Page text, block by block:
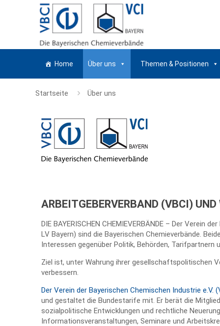
Home Über uns Themen & Positionen
Startseite Über uns
ARBEITGEBERVERBAND (VBCI)
DIE BAYERISCHEN CHEMIEVERBÄNDE – Der Verein
LV Bayern) sind die Bayerischen Chemieverbände.
Interessen gegenüber Politik, Behörden, Tarifpartnern
Ziel ist, unter Wahrung ihrer gesellschaftspolitischen
verbessern.
Der Verein der Bayerischen Chemischen Industrie e.V.
und gestaltet die Bundestarife mit. Er berät die
sozialpolitische Entwicklungen und rechtliche
Informationsveranstaltungen, Seminare und